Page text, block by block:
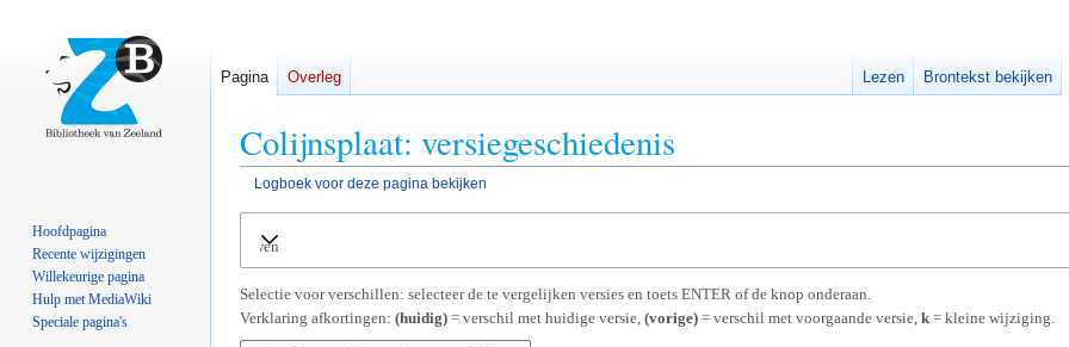
Colijnsplaat: versiegeschiedenis
Logboek voor deze pagina bekijken
navigatie
zoeken
Uitvouwen
Selectie voor verschillen: selecteer de te vergelijken versies en toets ENTER of de knop onderaan.
Verklaring afkortingen: (huidig) = verschil met huidige versie, (vorige) = verschil met voorgaande versie, k = kleine wijziging.
Pagina Overleg Lezen Brontekst bekijken
Hoofdpagina
Recente wijzigingen
Willekeurige pagina
Hulp met MediaWiki
Speciale pagina's